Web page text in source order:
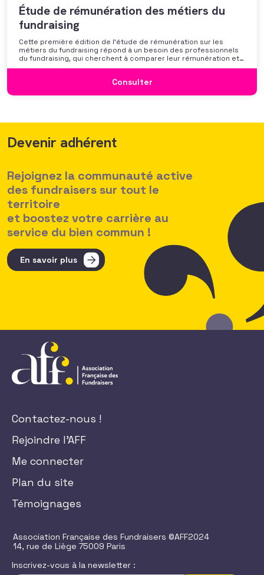
Étude de rémunération des métiers du
fundraising
Cette première édition de l’étude de rémunération sur les
métiers du fundraising répond à un besoin des professionnels
du fundraising, qui cherchent à comparer leur rémunération et à
se positionner. Elle répond également à une préoccupation
des politiques salariales comme un enjeu majeur,
Consulter
Devenir adhérent
Rejoignez la communauté active
des fundraisers sur tout le
territoire
et boostez votre carrière au
service du bien commun !
En savoir plus
Contactez-nous !
Rejoindre l'AFF
Me connecter
Plan du site
Témoignages
Association Française des Fundraisers ©AFF2024
14, rue de Liège 75009 Paris
Inscrivez-vous à la newsletter :